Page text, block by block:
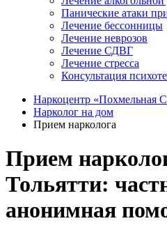
Панические атаки
Лечение бессонницы
Лечение неврозов
Лечение СДВГ
Лечение стресса
Консультация
Наркоцентр «Похмельная
Нарколог на дом
Прием нарколога
Прием
Тольятти:
анонимная